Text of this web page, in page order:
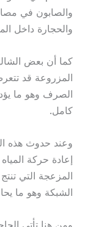
والصابون في
والحجارة داخل
كما أن بعض
المزروعة قد
الصرف وهو ما
كامل.
وعند حدوث هذه
إعادة حركة
المزعجة التي
الشبكة وهو ما